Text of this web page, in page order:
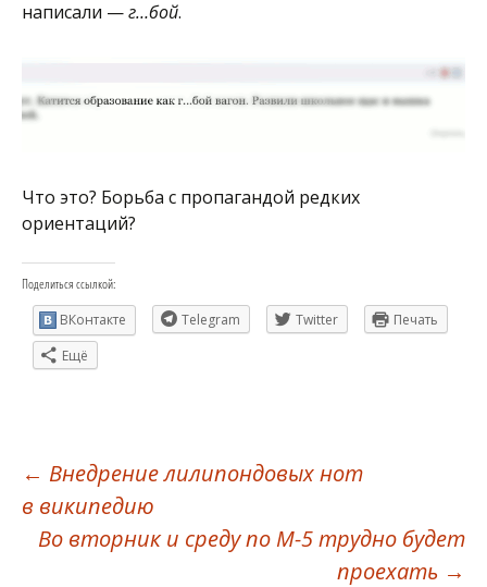
написали —г…бой.
Что это? Борьба с пропагандой редких
ориентаций?
Поделиться ссылкой:
ВКонтакте
Telegram Twitter
Печать
Ещё
Навигация
← Внедрение лилипондовых нот
в википедию
Во вторник и среду по М-5 трудно будет
проехать →